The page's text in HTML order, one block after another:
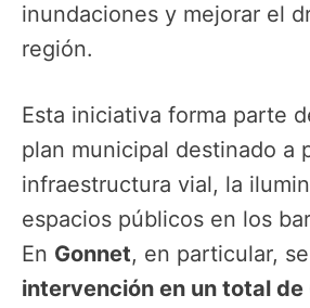
inundaciones y mejorar el
región.
Esta iniciativa forma parte
plan municipal destinado a
infraestructura vial, la
espacios públicos en los
En Gonnet, en particular,
intervención en un total de